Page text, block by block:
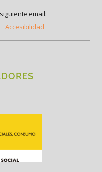
email:
Accesibilidad